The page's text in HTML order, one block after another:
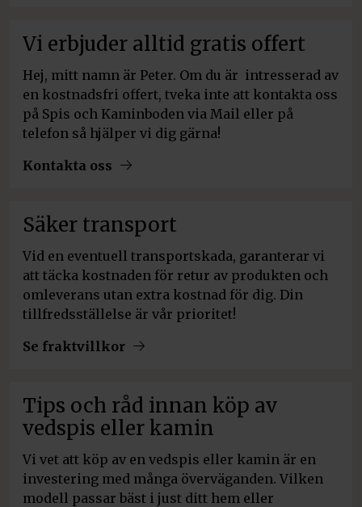
Vi erbjuder alltid gratis offert
Hej, mitt namn är Peter. Om du är intresserad av
en kostnadsfri offert, tveka inte att kontakta oss
på Spis och Kaminboden via Mail eller på
telefon så hjälper vi dig gärna!
Kontakta oss
Säker transport
Vid en eventuell transportskada, garanterar vi
att täcka kostnaden för retur av produkten och
omleverans utan extra kostnad för dig. Din
tillfredsställelse är vår prioritet!
Se fraktvillkor
Tips och råd innan köp av
vedspis eller kamin
Vi vet att köp av en vedspis eller kamin är en
investering med många överväganden. Vilken
modell passar bäst i just ditt hem eller